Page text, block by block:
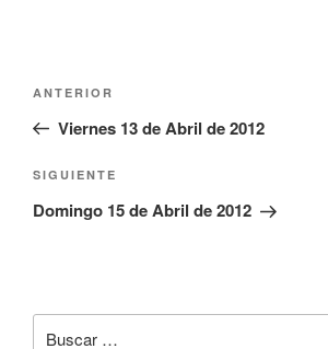
entradas
Entrada
anterior:
ANTERIOR
Viernes 13 de Abril de 2012
Siguiente
entrada
SIGUIENTE
Domingo 15 de Abril de 2012